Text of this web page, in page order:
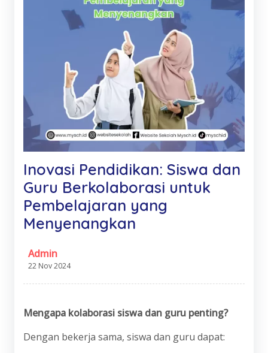
Inovasi Pendidikan: Siswa dan
Guru Berkolaborasi untuk
Pembelajaran yang
Menyenangkan
Admin
22 Nov 2024
Mengapa kolaborasi siswa dan guru penting?
Dengan bekerja sama, siswa dan guru dapat: